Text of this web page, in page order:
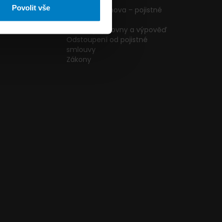
Povolit vše
Pojištění domova – pojistné
podmínky
Změna pojišťovny a výpověď
Odstoupení od pojistné
smlouvy
Zákony